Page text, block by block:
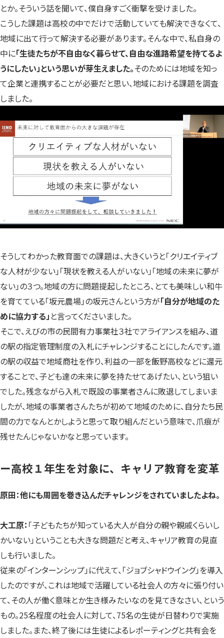
とか。そういう話を聞いて、僕自身すごく衝撃を受けました。
こうした課題は高校の中でだけで活動していても解決できなくて、
地域に出て行って解決する必要があります。そんな中で、私自身の
中に「生徒たちが不自由なく暮らせて、自由な進路希望を持てるよ
うにしたい」という思いが芽生えました。そのためには地域を知っ
て企業と連携することが必要だと思い、地域における課題を調査
しました。
そうしてわかった教育面での課題は、大きくいうと「クリエイティブ
な人材が少ない」「現状を教える人がいない」「地域の未来に夢が
ない」の３つ。地域の方に問題提起したところ、とても美味しい和牛
を育てている「坂元農場」の坂元さんという方が「自分が地域のた
めに協力する」 と言ってくださいました。
そこで、えびの市の民間有力事業社３社でアライアンスを組み、道
の駅の指定管理制度の入札にチャレンジすることにしたんです。道
の駅の収益で地域商社を作り、利益の一部を飯野高校などに還元
することで、子ども達の未来に夢を持たせてあげたい、という狙い
でした。残念ながら入札で既設の事業者さんに敗退してしまいま
したが、地域の事業者さんたちが初めて地域のために、自分たち民
間の力でなんとかしようと思って取り組んだという意味で、爪痕が
残せたんじゃないかなと思っています。
ー高校１年生を対象に、キャリア教育を変革
原田：他にも周囲を巻き込んだチャレンジをされていましたよね。
大工原： 「子どもたちが知っている大人が自分の親や親戚くらいし
かいない」ということも大きな問題だと考え、キャリア教育の見直
しも行いました。
従来の「インターンシップ」に代えて、「ジョブシャドウイング」を導入
したのですが、これは地域で活躍している社会人の方々に張り付い
て、その人が働く意味とか生き様みたいなのを見てきなさい、という
もの。25名程度の社会人に対して、75名の生徒が日替わりで実施
しました。また、終了後には生徒によるレポーティングと共有会を